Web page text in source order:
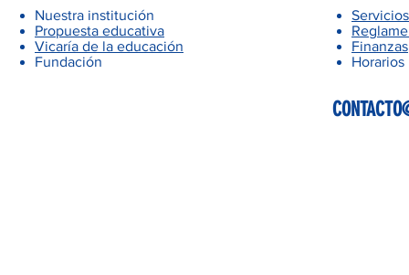
Nuestra institución
Propuesta educativa
Vicaría de la educación
Fundación
Servicios
Finanzas
Horarios